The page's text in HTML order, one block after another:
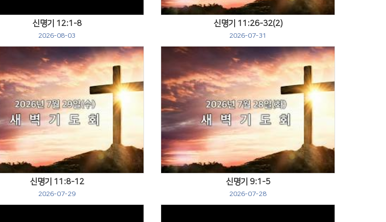
신명기 12:1-8
2026-08-03
신명기 11:26-32(2)
2026-07-31
Views
신명기 11:8-12
2026-07-29
Views
신명기 9:1-5
2026-07-28